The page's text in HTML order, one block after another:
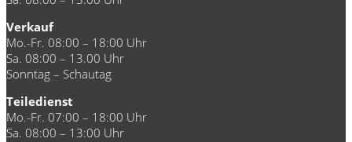
Verkauf
Mo.-Fr. 08:00 – 18:00 Uhr
Sa. 08:00 – 13.00 Uhr
Sonntag – Schautag
Teiledienst
Mo.-Fr. 07:00 – 18:00 Uhr
Sa. 08:00 – 13:00 Uhr